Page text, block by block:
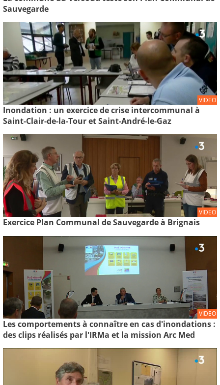
Sauvegarde
VIDEO
Inondation : un exercice de crise intercommunal à
Saint-Clair-de-la-Tour et Saint-André-le-Gaz
VIDEO
Exercice Plan Communal de Sauvegarde à Brignais
VIDEO
Les comportements à connaître en cas d'inondations :
des clips réalisés par l'IRMa et la mission Arc Med